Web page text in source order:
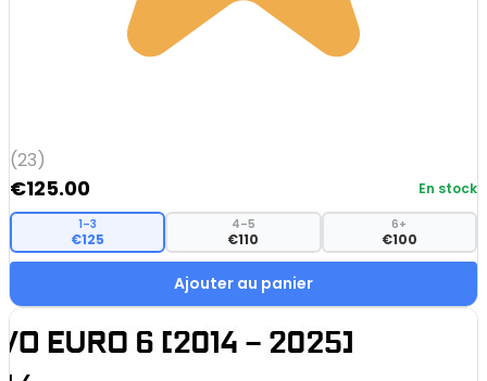
(23)
€125.00 En stock
1–3
€125
4–5
€110
6+
€100
Ajouter au panier